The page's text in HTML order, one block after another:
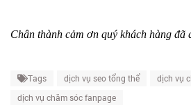
Chân thành cảm ơn quý khách hàng đã
Tags dịch vụ seo tổng thể
dịch vụ
dịch vụ chăm sóc fanpage